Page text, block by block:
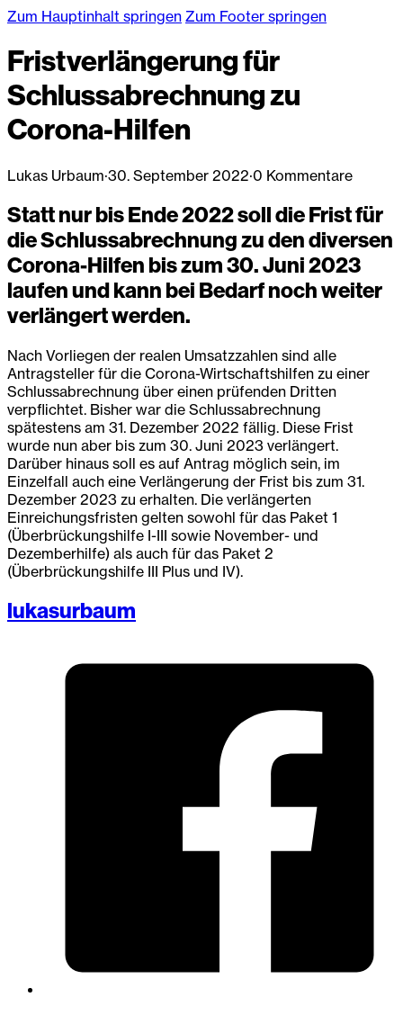
Zum Hauptinhalt springen Zum Footer springen
Fristverlängerung für
Schlussabrechnung zu
Corona-Hilfen
Lukas Urbaum·30. September 2022·0 Kommentare
Statt nur bis Ende 2022 soll die Frist für
die Schlussabrechnung zu den diversen
Corona-Hilfen bis zum 30. Juni 2023
laufen und kann bei Bedarf noch weiter
verlängert werden.
Nach Vorliegen der realen Umsatzzahlen sind alle
Antragsteller für die Corona-Wirtschaftshilfen zu einer
Schlussabrechnung über einen prüfenden Dritten
verpflichtet. Bisher war die Schlussabrechnung
spätestens am 31. Dezember 2022 fällig. Diese Frist
wurde nun aber bis zum 30. Juni 2023 verlängert.
Darüber hinaus soll es auf Antrag möglich sein, im
Einzelfall auch eine Verlängerung der Frist bis zum 31.
Dezember 2023 zu erhalten. Die verlängerten
Einreichungsfristen gelten sowohl für das Paket 1
(Überbrückungshilfe I-III sowie November- und
Dezemberhilfe) als auch für das Paket 2
(Überbrückungshilfe III Plus und IV).
lukasurbaum